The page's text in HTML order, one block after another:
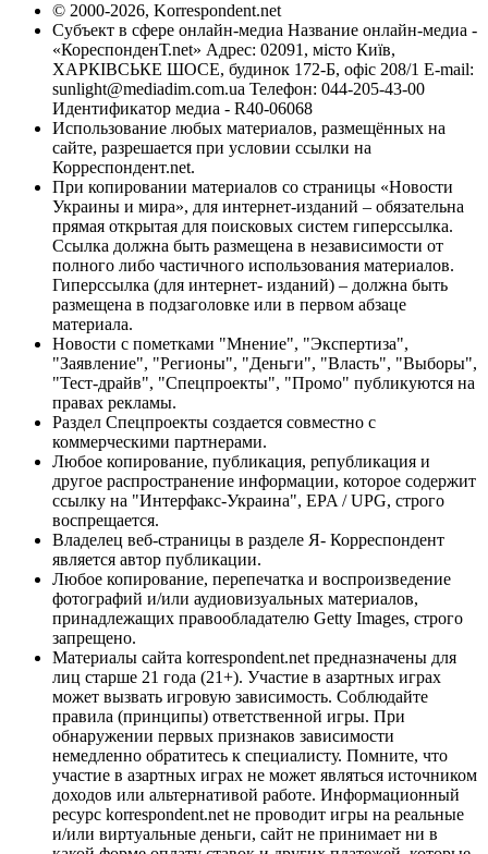
© 2000-2026, Korrespondent.net
Субъект в сфере онлайн-медиа Название онлайн-медиа -
«КореспонденТ.net» Адрес: 02091, місто Київ,
ХАРКІВСЬКЕ ШОСЕ, будинок 172-Б, офіс 208/1 E-mail:
sunlight@mediadim.com.ua Телефон: 044-205-43-00
Идентификатор медиа - R40-06068
Использование любых материалов, размещённых на
сайте, разрешается при условии ссылки на
Корреспондент.net.
При копировании материалов со страницы «Новости
Украины и мира», для интернет-изданий – обязательна
прямая открытая для поисковых систем гиперссылка.
Ссылка должна быть размещена в независимости от
полного либо частичного использования материалов.
Гиперссылка (для интернет- изданий) – должна быть
размещена в подзаголовке или в первом абзаце
материала.
Новости с пометками "Мнение", "Экспертиза",
"Заявление", "Регионы", "Деньги", "Власть", "Выборы",
"Тест-драйв", "Спецпроекты", "Промо" публикуются на
правах рекламы.
Раздел Спецпроекты создается совместно с
коммерческими партнерами.
Любое копирование, публикация, републикация и
другое распространение информации, которое содержит
ссылку на "Интерфакс-Украина", EPA / UPG, строго
воспрещается.
Владелец веб-страницы в разделе Я- Корреспондент
является автор публикации.
Любое копирование, перепечатка и воспроизведение
фотографий и/или аудиовизуальных материалов,
принадлежащих правообладателю Getty Images, строго
запрещено.
Материалы сайта korrespondent.net предназначены для
лиц старше 21 года (21+). Участие в азартных играх
может вызвать игровую зависимость. Соблюдайте
правила (принципы) ответственной игры. При
обнаружении первых признаков зависимости
немедленно обратитесь к специалисту. Помните, что
участие в азартных играх не может являться источником
доходов или альтернативой работе. Информационный
ресурс korrespondent.net не проводит игры на реальные
и/или виртуальные деньги, сайт не принимает ни в